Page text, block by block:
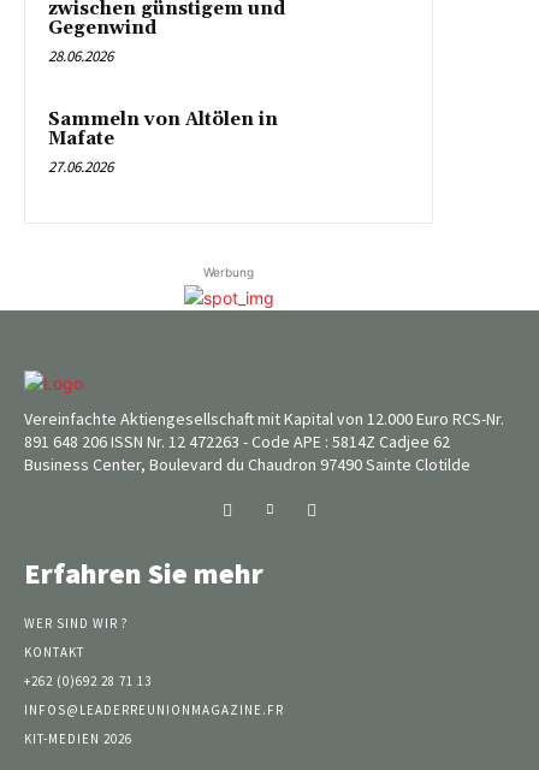
zwischen günstigem und
Gegenwind
28.06.2026
Sammeln von Altölen in
Mafate
27.06.2026
Werbung
Vereinfachte Aktiengesellschaft mit Kapital von 12.000 Euro RCS-Nr.
891 648 206 ISSN Nr. 12 472263 - Code APE : 5814Z Cadjee 62
Business Center, Boulevard du Chaudron 97490 Sainte Clotilde
Erfahren Sie mehr
WER SIND WIR ?
KONTAKT
+262 (0)692 28 71 13
INFOS@LEADERREUNIONMAGAZINE.FR
KIT-MEDIEN 2026